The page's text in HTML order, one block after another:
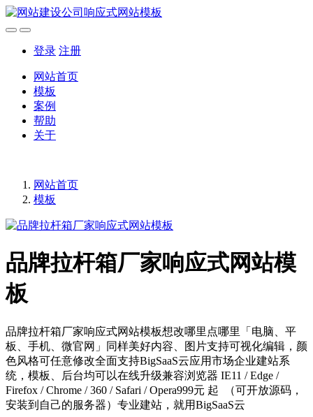
登录 注册
网站首页
模板
案例
帮助
关于
网站首页
模板
品牌拉杆箱厂家响应式网站模
板
品牌拉杆箱厂家响应式网站模板想改哪里点哪里「电脑、平
板、手机、微官网」同样美好内容、图片支持可视化编辑，颜
色风格可任意修改全面支持BigSaaS云应用市场企业建站系
统，模板、后台均可以在线升级兼容浏览器 IE11 / Edge /
Firefox / Chrome / 360 / Safari / Opera999元 起 （可开放源码，
安装到自己的服务器）专业建站，就用BigSaaS云